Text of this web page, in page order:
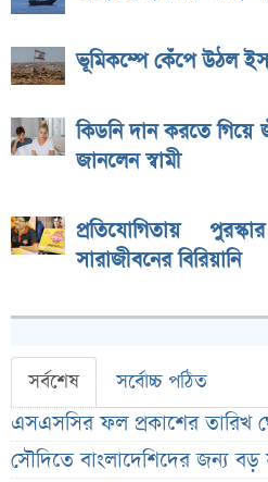
ভূমিকম্পে কেঁপে উঠল
কিডনি দান করতে
জানলেন স্বামী
প্রতিযোগিতায়
সারাজীবনের বিরিয়ানি
সর্বশেষ সর্বোচ্চ পঠিত
এসএসসির ফল প্রকাশের তারিখ
সৌদিতে বাংলাদেশিদের জন্য